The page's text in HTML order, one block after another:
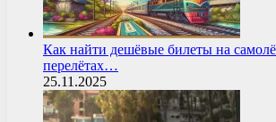
Как найти дешёвые билеты на
перелётах…
25.11.2025